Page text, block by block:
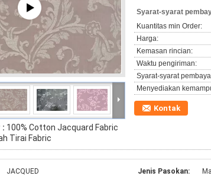
: 100% Cotton Jacquard Fabric
Tirai Fabric
Syarat-syarat
Kuantitas min Order:
Harga:
Kemasan rincian:
Waktu pengiriman:
Syarat-syarat
Menyediakan
Kontak
JACQUED Jenis Pasokan: